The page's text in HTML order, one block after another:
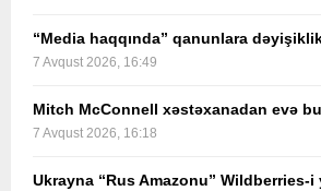
“Media haqqında” qanunlara
7 Avqust 2026, 16:49
Mitch McConnell xəstəxanadan evə
7 Avqust 2026, 16:18
Ukrayna “Rus Amazonu” Wildberries-